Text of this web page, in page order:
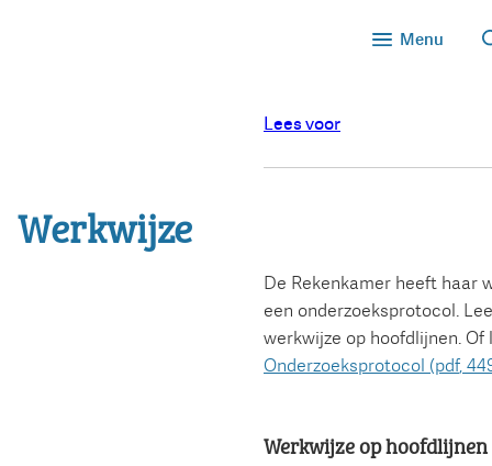
Menu
Lees voor
Werkwijze
De Rekenkamer heeft haar
een onderzoeksprotocol.
werkwijze op hoofdlijnen.
Onderzoeksprotocol (pdf,
Werkwijze op hoofdlijnen